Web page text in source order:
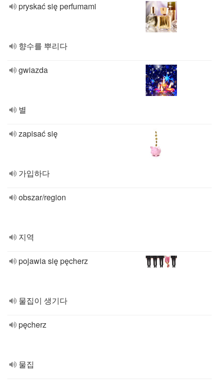
pryskać się perfumami
향수를 뿌리다
gwiazda
별
zapisać się
가입하다
obszar/region
지역
pojawia się pęcherz
물집이 생기다
pęcherz
물집